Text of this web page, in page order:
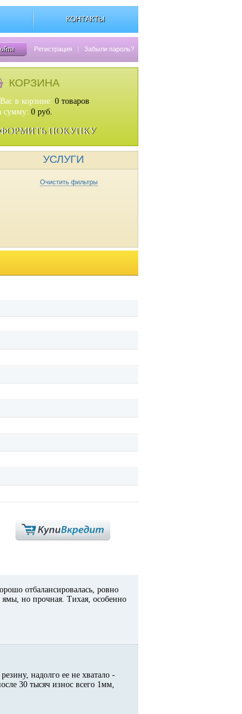
КОНТАКТЫ
Регистрация | Забыли пароль?
КОРЗИНА
в корзине: 0 товаров
сумму: 0 руб.
ПОКУПКУ
УСЛУГИ
Очистить фильтры
отбалансировалась, ровно
ямы, но прочная. Тихая, особенно
надолго ее не хватало -
30 тысяч износ всего 1мм,